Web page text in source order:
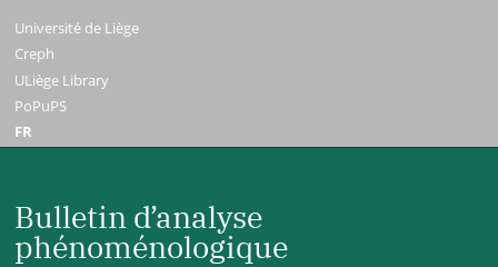
Université de Liège
Creph
ULiège Library
PoPuPS
FR
Bulletin d’analyse
phénoménologique